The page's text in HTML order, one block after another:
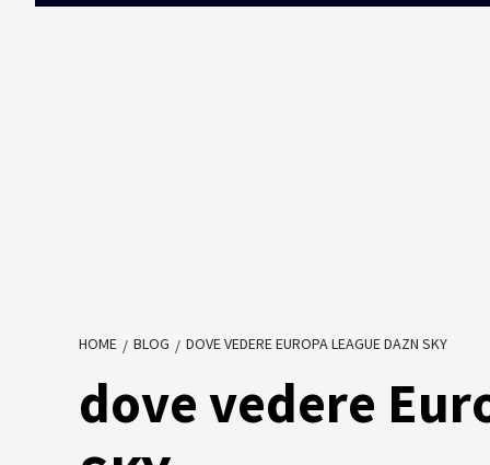
HOME BLOG DOVE VEDERE EUROPA LEAGUE DAZN SKY
dove vedere